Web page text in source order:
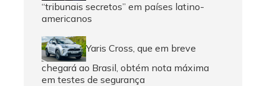
“tribunais secretos” em países latino-
americanos
Yaris Cross, que em breve
chegará ao Brasil, obtém nota máxima
em testes de segurança